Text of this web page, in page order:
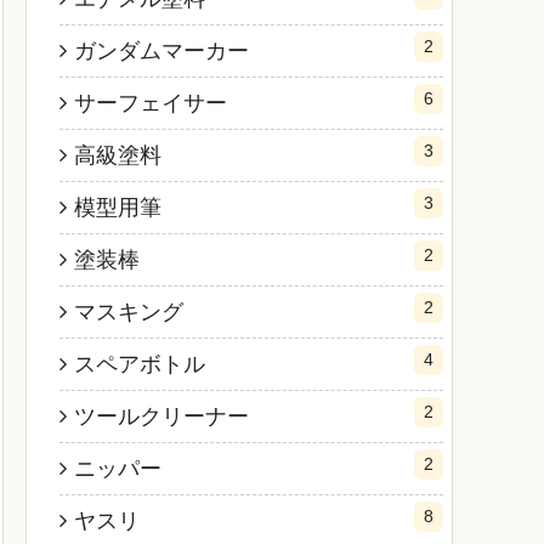
ガンダムマーカー 2
サーフェイサー 6
高級塗料 3
模型用筆 3
塗装棒 2
マスキング 2
スペアボトル 4
ツールクリーナー 2
ニッパー 2
ヤスリ 8